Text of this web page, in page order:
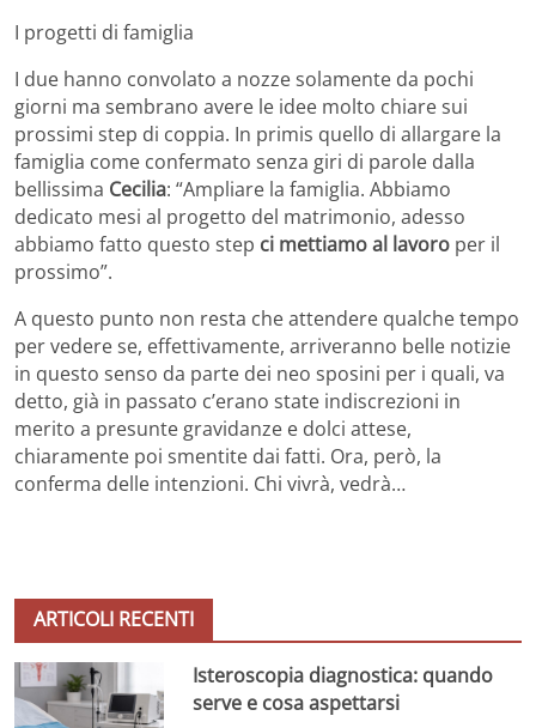
I progetti di famiglia
I due hanno convolato a nozze solamente da pochi
giorni ma sembrano avere le idee molto chiare sui
prossimi step di coppia. In primis quello di allargare la
famiglia come confermato senza giri di parole dalla
bellissima Cecilia: “Ampliare la famiglia. Abbiamo
dedicato mesi al progetto del matrimonio, adesso
abbiamo fatto questo step ci mettiamo al lavoro per il
prossimo”.
A questo punto non resta che attendere qualche tempo
per vedere se, effettivamente, arriveranno belle notizie
in questo senso da parte dei neo sposini per i quali, va
detto, già in passato c’erano state indiscrezioni in
merito a presunte gravidanze e dolci attese,
chiaramente poi smentite dai fatti. Ora, però, la
conferma delle intenzioni. Chi vivrà, vedrà…
ARTICOLI RECENTI
Isteroscopia diagnostica: quando
serve e cosa aspettarsi